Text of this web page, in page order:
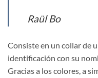
Raül Bo
Consiste en un collar de
identificación con su
Gracias a los colores, a